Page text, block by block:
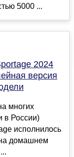
5000 ...
2024
версия
многих
в России)
исполнилось
на домашнем